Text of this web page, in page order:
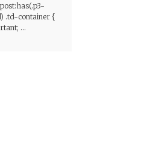
.td-container {
...